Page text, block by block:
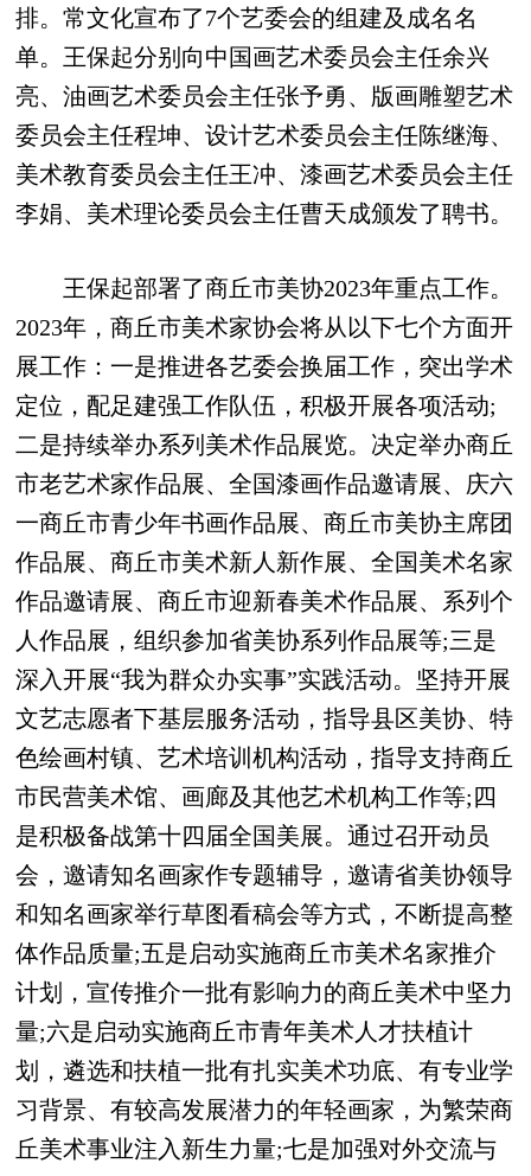
排。常文化宣布了7个艺委会的组建及成名名
单。王保起分别向中国画艺术委员会主任余兴
亮、油画艺术委员会主任张予勇、版画雕塑艺术
委员会主任程坤、设计艺术委员会主任陈继海、
美术教育委员会主任王冲、漆画艺术委员会主任
李娟、美术理论委员会主任曹天成颁发了聘书。
王保起部署了商丘市美协2023年重点工作。
2023年，商丘市美术家协会将从以下七个方面开
展工作：一是推进各艺委会换届工作，突出学术
定位，配足建强工作队伍，积极开展各项活动;
二是持续举办系列美术作品展览。决定举办商丘
市老艺术家作品展、全国漆画作品邀请展、庆六
一商丘市青少年书画作品展、商丘市美协主席团
作品展、商丘市美术新人新作展、全国美术名家
作品邀请展、商丘市迎新春美术作品展、系列个
人作品展，组织参加省美协系列作品展等;三是
深入开展“我为群众办实事”实践活动。坚持开展
文艺志愿者下基层服务活动，指导县区美协、特
色绘画村镇、艺术培训机构活动，指导支持商丘
市民营美术馆、画廊及其他艺术机构工作等;四
是积极备战第十四届全国美展。通过召开动员
会，邀请知名画家作专题辅导，邀请省美协领导
和知名画家举行草图看稿会等方式，不断提高整
体作品质量;五是启动实施商丘市美术名家推介
计划，宣传推介一批有影响力的商丘美术中坚力
量;六是启动实施商丘市青年美术人才扶植计
划，遴选和扶植一批有扎实美术功底、有专业学
习背景、有较高发展潜力的年轻画家，为繁荣商
丘美术事业注入新生力量;七是加强对外交流与